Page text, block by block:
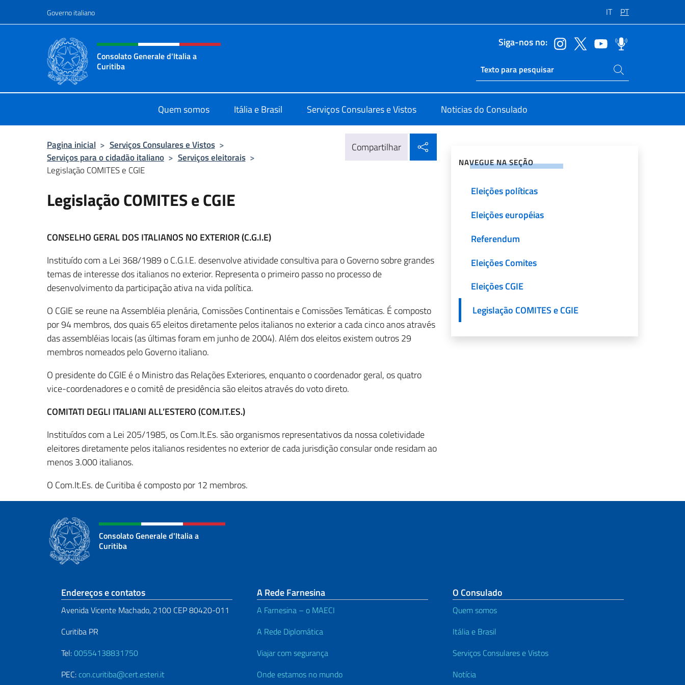
Governo italiano IT PT
Site, social e cabeçalho do menu
Consolato Generale d'Italia a
Curitiba
Siga-nos no:
Ricerca sito live
Pesquise no site
Quem somos Itália e Brasil Serviços Consulares e Vistos Noticias do Consulado
Pagina inicial > Serviços Consulares e Vistos >
Serviços para o cidadão italiano > Serviços eleitorais >
Legislação COMITES e CGIE
Compartilhar
Legislação COMITES e CGIE
CONSELHO GERAL DOS ITALIANOS NO EXTERIOR (C.G.I.E)
Instituído com a Lei 368/1989 o C.G.I.E. desenvolve atividade consultiva para o Governo sobre grandes
temas de interesse dos italianos no exterior. Representa o primeiro passo no processo de
desenvolvimento da participação ativa na vida política.
O CGIE se reune na Assembléia plenária, Comissões Continentais e Comissões Temáticas. É composto
por 94 membros, dos quais 65 eleitos diretamente pelos italianos no exterior a cada cinco anos através
das assembléias locais (as últimas foram em junho de 2004). Além dos eleitos existem outros 29
membros nomeados pelo Governo italiano.
O presidente do CGIE é o Ministro das Relações Exteriores, enquanto o coordenador geral, os quatro
vice-coordenadores e o comitê de presidência são eleitos através do voto direto.
COMITATI DEGLI ITALIANI ALL’ESTERO (COM.IT.ES.)
Instituídos com a Lei 205/1985, os Com.It.Es. são organismos representativos da nossa coletividade
eleitores diretamente pelos italianos residentes no exterior de cada jurisdição consular onde residam ao
menos 3.000 italianos.
O Com.It.Es. de Curitiba é composto por 12 membros.
NAVEGUE NA SEÇÃO
Eleições políticas
Eleições européias
Referendum
Eleições Comites
Eleições CGIE
Legislação COMITES e CGIE
Consolato Generale d'Italia a
Curitiba
Seção de rodapé
Endereços e contatos
Avenida Vicente Machado, 2100 CEP 80420-011
Curitiba PR
Tel:00554138831750
PEC: con.curitiba@cert.esteri.it
A Rede Farnesina
A Farnesina – o MAECI
A Rede Diplomática
Viajar com segurança
Onde estamos no mundo
O Consulado
Quem somos
Itália e Brasil
Serviços Consulares e Vistos
Notícia